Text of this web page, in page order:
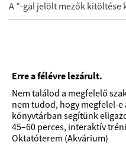
A *-gal jelölt mezők kitöltése
Erre a félévre lezárult.
Nem találod a megfelelő
nem tudod, hogy megfelel-e
könyvtárban segítünk
45–60 perces, interaktív
Oktatóterem (Akvárium)